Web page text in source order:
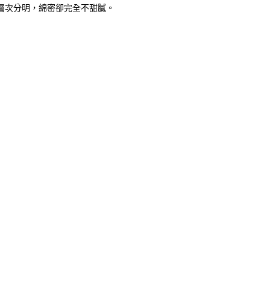
分明，綿密卻完全不甜膩。